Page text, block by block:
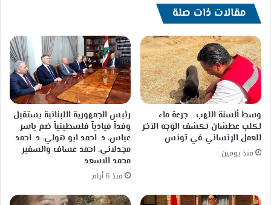
مقالات ذات صلة
وسط ألسنة اللهب… جرعة ماء
لكلب عطشان تكشف الوجه الآخر
للعمل الإنساني في تونس
منذ يومين
رئيس الجمهورية اللبنانية يستقبل
وفداً قيادياً فلسطينياً ضم ياسر
عباس، د. احمد ابو هولي، د. احمد
مجدلاني، احمد عساف والسفير
محمد الاسعد
منذ 6 أيام